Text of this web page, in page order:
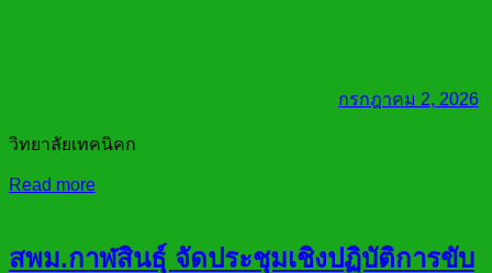
กรกฎาคม 2, 2026
วิทยาลัยเทคนิคก
Read more
สพม.กาฬสินธุ์ จัดประชุมเชิงปฏิบัติการขับ